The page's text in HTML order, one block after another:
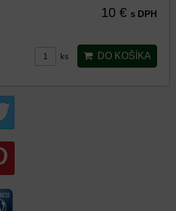
10 € s DPH
ks DO KOŠÍKA